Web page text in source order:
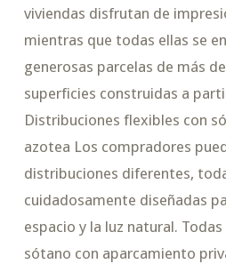
viviendas disfrutan de
mientras que todas ellas se
generosas parcelas de más
superficies construidas a
Distribuciones flexibles con
azotea Los compradores
distribuciones diferentes,
cuidadosamente diseñadas
espacio y la luz natural.
sótano con aparcamiento